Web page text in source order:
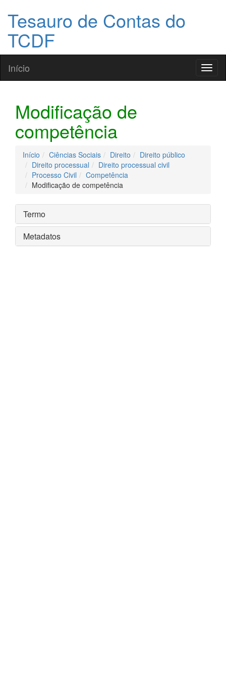
Tesauro de Contas do
TCDF
Início
Modificação de
competência
Início Ciências Sociais Direito
Direito público
Direito processual
Direito processual civil
Processo Civil
Competência
Modificação de competência
Termo
Metadatos